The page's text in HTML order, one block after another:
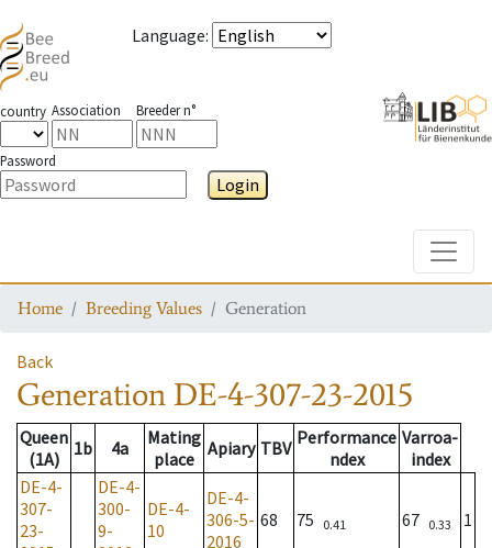
Language:
country Association Breeder n°
Password
Login
Home Breeding Values Generation
Back
Generation DE-4-307-23-2015
Queen
(1A)
1b 4a
Mating
place Apiary TBV Performance
ndex
Varroa-
index
DE-4-
307-
23-
DE-4-
300-
9-
DE-4-
10
DE-4-
306-5-
2016
68 75 0.41 67 0.33 1